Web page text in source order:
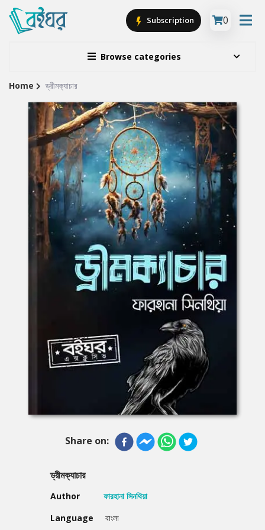
Browse categories
Subscription 0
Site
Breadcrumb
Home ড্রীমক্যাচার
Share on:
ড্রীমক্যাচার
Author
ফারহানা সিনথিয়া
Language
বাংলা